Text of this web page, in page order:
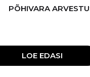
PÕHIVARA
LOE EDASI